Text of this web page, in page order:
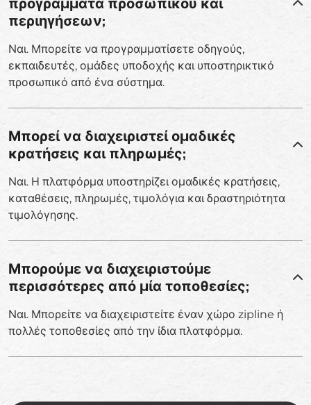
περιηγήσεων;
Ναι. Μπορείτε να προγραμματίσετε οδηγούς,
εκπαιδευτές, ομάδες υποδοχής και υποστηρικτικό
προσωπικό από ένα σύστημα.
Μπορεί να διαχειριστεί ομαδικές
κρατήσεις και πληρωμές;
Ναι. Η πλατφόρμα υποστηρίζει ομαδικές κρατήσεις,
καταθέσεις, πληρωμές, τιμολόγια και δραστηριότητα
τιμολόγησης.
Μπορούμε να διαχειριστούμε
περισσότερες από μία τοποθεσίες;
Ναι. Μπορείτε να διαχειριστείτε έναν χώρο zipline ή
πολλές τοποθεσίες από την ίδια πλατφόρμα.